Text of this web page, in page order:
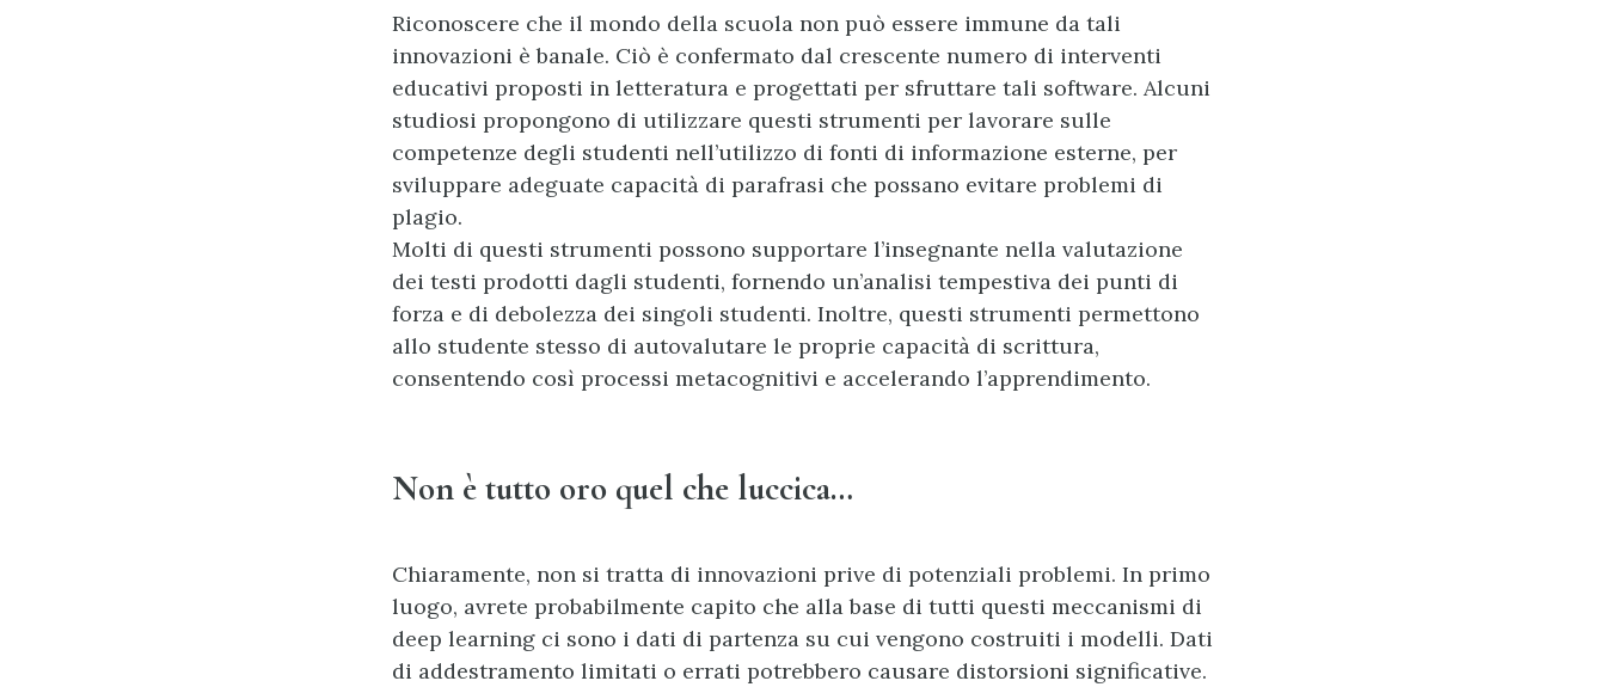
Riconoscere che il mondo della scuola non può essere immune da tali
innovazioni è banale. Ciò è confermato dal crescente numero di interventi
educativi proposti in letteratura e progettati per sfruttare tali software. Alcuni
studiosi propongono di utilizzare questi strumenti per lavorare sulle
competenze degli studenti nell’utilizzo di fonti di informazione esterne, per
sviluppare adeguate capacità di parafrasi che possano evitare problemi di
plagio.
Molti di questi strumenti possono supportare l’insegnante nella valutazione
dei testi prodotti dagli studenti, fornendo un’analisi tempestiva dei punti di
forza e di debolezza dei singoli studenti. Inoltre, questi strumenti permettono
allo studente stesso di autovalutare le proprie capacità di scrittura,
consentendo così processi metacognitivi e accelerando l’apprendimento.
Non è tutto oro quel che luccica…
Chiaramente, non si tratta di innovazioni prive di potenziali problemi. In primo
luogo, avrete probabilmente capito che alla base di tutti questi meccanismi di
deep learning ci sono i dati di partenza su cui vengono costruiti i modelli. Dati
di addestramento limitati o errati potrebbero causare distorsioni significative.